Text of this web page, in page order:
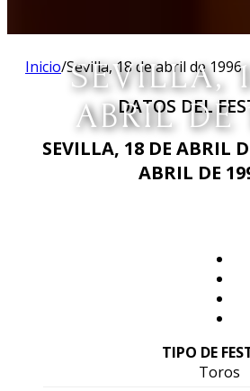
SEVILLA,
ABRIL DE
Inicio/Sevilla, 18 de abril de 1996
DATOS DEL
SEVILLA, 18 DE ABRIL
ABRIL DE
TIPO DE
Toros